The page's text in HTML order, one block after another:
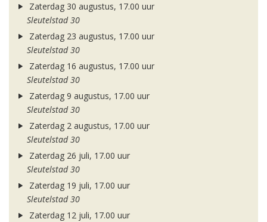
Zaterdag 30 augustus, 17.00 uur
Sleutelstad 30
Zaterdag 23 augustus, 17.00 uur
Sleutelstad 30
Zaterdag 16 augustus, 17.00 uur
Sleutelstad 30
Zaterdag 9 augustus, 17.00 uur
Sleutelstad 30
Zaterdag 2 augustus, 17.00 uur
Sleutelstad 30
Zaterdag 26 juli, 17.00 uur
Sleutelstad 30
Zaterdag 19 juli, 17.00 uur
Sleutelstad 30
Zaterdag 12 juli, 17.00 uur